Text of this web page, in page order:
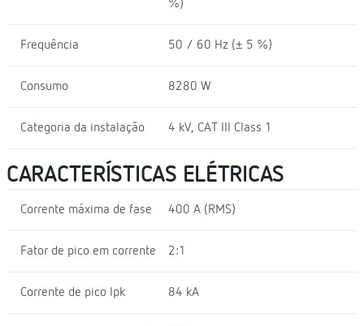
%)
Frequência 50 / 60 Hz (± 5 %)
Consumo 8280 W
Categoria da instalação 4 kV, CAT III Class 1
CARACTERÍSTICAS ELÉTRICAS
Corrente máxima de fase 400 A (RMS)
Fator de pico em corrente 2:1
Corrente de pico Ipk 84 kA